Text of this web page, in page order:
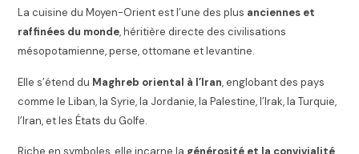
La cuisine du Moyen-Orient est l’une des plus anciennes et
raffinées du monde, héritière directe des civilisations
mésopotamienne, perse, ottomane et levantine.
Elle s’étend du Maghreb oriental à l’Iran, englobant des pays
comme le Liban, la Syrie, la Jordanie, la Palestine, l’Irak, la Turquie,
l’Iran, et les États du Golfe.
Riche en symboles, elle incarne la générosité et la convivialité,